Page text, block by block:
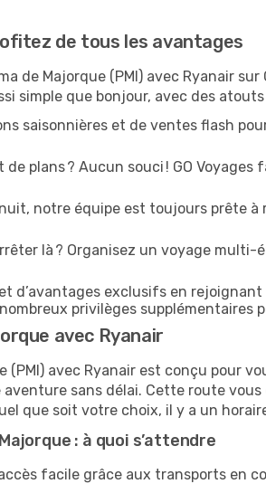
de tous les avantages
de Majorque (PMI) avec Ryanair sur
simple que bonjour, avec des
saisonnières et de ventes flash
de plans ? Aucun souci ! GO
notre équipe est toujours prête à
là ? Organisez un voyage
d’avantages exclusifs en
privilèges supplémentaires
avec Ryanair
(PMI) avec Ryanair est conçu pour
sans délai. Cette route
que soit votre choix, il y a un
: à quoi s’attendre
facile grâce aux transports en